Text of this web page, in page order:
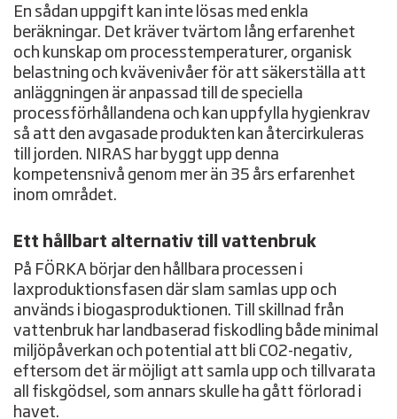
En sådan uppgift kan inte lösas med enkla
beräkningar. Det kräver tvärtom lång erfarenhet
och kunskap om processtemperaturer, organisk
belastning och kvävenivåer för att säkerställa att
anläggningen är anpassad till de speciella
processförhållandena och kan uppfylla hygienkrav
så att den avgasade produkten kan återcirkuleras
till jorden. NIRAS har byggt upp denna
kompetensnivå genom mer än 35 års erfarenhet
inom området.
Ett hållbart alternativ till vattenbruk
På FÖRKA börjar den hållbara processen i
laxproduktionsfasen där slam samlas upp och
används i biogasproduktionen. Till skillnad från
vattenbruk har landbaserad fiskodling både minimal
miljöpåverkan och potential att bli CO2-negativ,
eftersom det är möjligt att samla upp och tillvarata
all fiskgödsel, som annars skulle ha gått förlorad i
havet.